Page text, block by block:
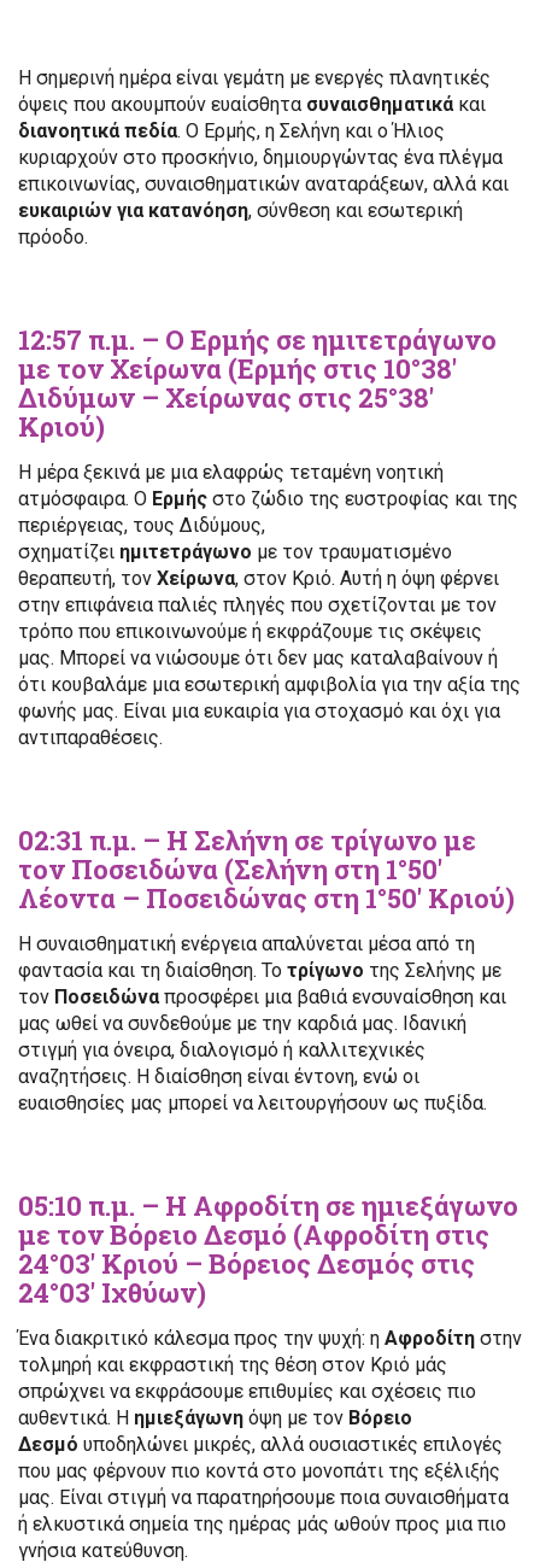
Η σημερινή ημέρα είναι γεμάτη με ενεργές πλανητικές
όψεις που ακουμπούν ευαίσθητα συναισθηματικάκαι
διανοητικά πεδία. Ο Ερμής, η Σελήνη και ο Ήλιος
κυριαρχούν στο προσκήνιο, δημιουργώντας ένα πλέγμα
επικοινωνίας, συναισθηματικών αναταράξεων, αλλά και
ευκαιριών για κατανόηση, σύνθεση και εσωτερική
πρόοδο.
12:57 π.μ. – Ο Ερμής σε ημιτετράγωνο
με τον Χείρωνα (Ερμής στις 10°38′
Διδύμων – Χείρωνας στις 25°38′
Κριού)
Η μέρα ξεκινά με μια ελαφρώς τεταμένη νοητική
ατμόσφαιρα. Ο Ερμής στο ζώδιο της ευστροφίας και της
περιέργειας, τους Διδύμους,
σχηματίζει ημιτετράγωνο με τον τραυματισμένο
θεραπευτή, τον Χείρωνα, στον Κριό. Αυτή η όψη φέρνει
στην επιφάνεια παλιές πληγές που σχετίζονται με τον
τρόπο που επικοινωνούμε ή εκφράζουμε τις σκέψεις
μας. Μπορεί να νιώσουμε ότι δεν μας καταλαβαίνουν ή
ότι κουβαλάμε μια εσωτερική αμφιβολία για την αξία της
φωνής μας. Είναι μια ευκαιρία για στοχασμό και όχι για
αντιπαραθέσεις.
02:31 π.μ. – Η Σελήνη σε τρίγωνο με
τον Ποσειδώνα (Σελήνη στη 1°50′
Λέοντα – Ποσειδώνας στη 1°50′ Κριού)
Η συναισθηματική ενέργεια απαλύνεται μέσα από τη
φαντασία και τη διαίσθηση. Το τρίγωνο της Σελήνης με
τον Ποσειδώναπροσφέρει μια βαθιά ενσυναίσθηση και
μας ωθεί να συνδεθούμε με την καρδιά μας. Ιδανική
στιγμή για όνειρα, διαλογισμό ή καλλιτεχνικές
αναζητήσεις. Η διαίσθηση είναι έντονη, ενώ οι
ευαισθησίες μας μπορεί να λειτουργήσουν ως πυξίδα.
05:10 π.μ. – Η Αφροδίτη σε ημιεξάγωνο
με τον Βόρειο Δεσμό (Αφροδίτη στις
24°03′ Κριού – Βόρειος Δεσμός στις
24°03′ Ιχθύων)
Ένα διακριτικό κάλεσμα προς την ψυχή: η Αφροδίτη στην
τολμηρή και εκφραστική της θέση στον Κριό μάς
σπρώχνει να εκφράσουμε επιθυμίες και σχέσεις πιο
αυθεντικά. Η ημιεξάγωνη όψη με τον Βόρειο
Δεσμό υποδηλώνει μικρές, αλλά ουσιαστικές επιλογές
που μας φέρνουν πιο κοντά στο μονοπάτι της εξέλιξής
μας. Είναι στιγμή να παρατηρήσουμε ποια συναισθήματα
ή ελκυστικά σημεία της ημέρας μάς ωθούν προς μια πιο
γνήσια κατεύθυνση.